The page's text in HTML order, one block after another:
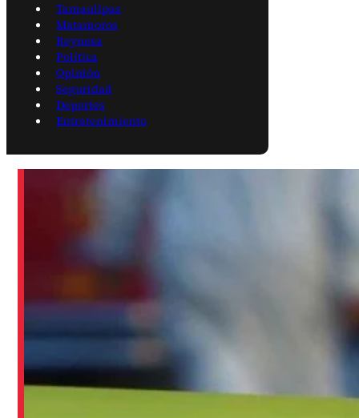
Tamaulipas
Matamoros
Reynosa
Política
Opinión
Seguridad
Deportes
Entretenimiento